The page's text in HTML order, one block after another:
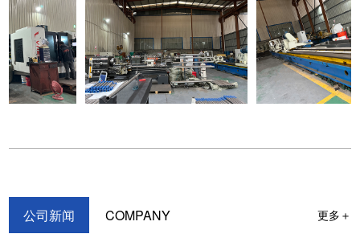
公司新闻 COMPANY 更多＋